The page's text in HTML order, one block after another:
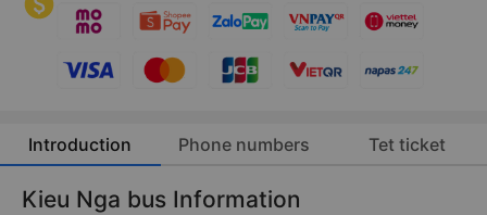
Introduction Phone numbers Tet ticket
Kieu Nga bus Information